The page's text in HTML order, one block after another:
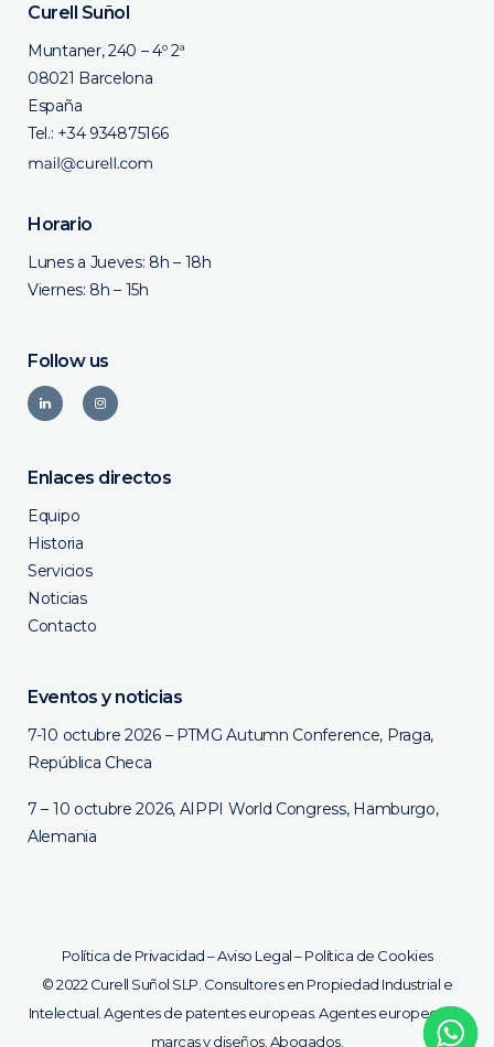
Curell Suñol
Muntaner, 240 – 4º 2ª
08021 Barcelona
España
Tel.: +34 934875166
Horario
Lunes a Jueves: 8h – 18h
Viernes: 8h – 15h
Follow us
Enlaces directos
Equipo
Historia
Servicios
Noticias
Contacto
Eventos y noticias
7-10 octubre 2026 – PTMG Autumn Conference, Praga,
República Checa
7 – 10 octubre 2026, AIPPI World Congress, Hamburgo,
Alemania
Política de Privacidad–Aviso Legal–Política de Cookies
©2022 Curell Suñol SLP. Consultores en Propiedad Industrial e
Intelectual. Agentes de patentes europeas. Agentes europeos de
marcas y diseños. Abogados.